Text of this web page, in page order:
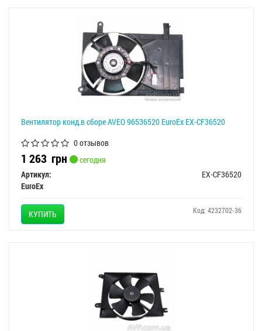
Вентилятор конд.в сборе AVEO 96536520 EuroEx EX-CF36520
0 отзывов
1 263 грн
сегодня
Артикул:
EX-CF36520
EuroEx
КУПИТЬ Код: 4232702-36